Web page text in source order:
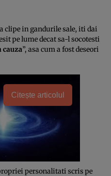
clipe in gandurile sale, iti dai
pe lume decat sa-l socotesti
cauza”, asa cum a fost deseori
Citește articolul
personalitati scris pe